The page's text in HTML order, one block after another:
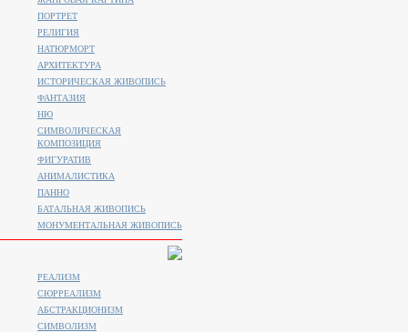
ПОРТРЕТ
РЕЛИГИЯ
НАТЮРМОРТ
АРХИТЕКТУРА
ИСТОРИЧЕСКАЯ ЖИВОПИСЬ
ФАНТАЗИЯ
НЮ
СИМВОЛИЧЕСКАЯ
КОМПОЗИЦИЯ
ФИГУРАТИВ
АНИМАЛИСТИКA
ПАННО
БАТАЛЬНАЯ ЖИВОПИСЬ
МОНУМЕНТАЛЬНАЯ ЖИВОПИСЬ
РЕАЛИЗМ
СЮРРЕАЛИЗМ
АБСТРАКЦИОНИЗМ
СИМВОЛИЗМ